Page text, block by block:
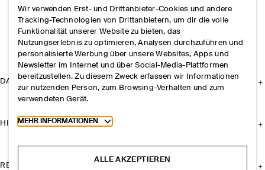
DAS UNTERNEHMEN
HILFE
RECHTLICHES
Wir verwenden Erst- und Drittanbieter-Cookies und andere
Tracking-Technologien von Drittanbietern, um dir die volle
Funktionalität unserer Website zu bieten, das
Nutzungserlebnis zu optimieren, Analysen durchzuführen und
personalisierte Werbung über unsere Websites, Apps und
Newsletter im Internet und über Social-Media-Plattformen
bereitzustellen. Zu diesem Zweck erfassen wir Informationen
zur nutzenden Person, zum Browsing-Verhalten und zum
verwendeten Gerät.
Toggle more cookie information
MEHR INFORMATIONEN
ALLE AKZEPTIEREN